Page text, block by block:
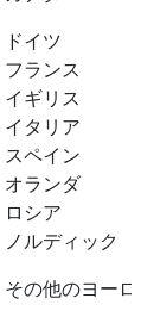
ドイツ
フランス
イギリス
イタリア
スペイン
オランダ
ロシア
ノルディック
その他のヨーロ